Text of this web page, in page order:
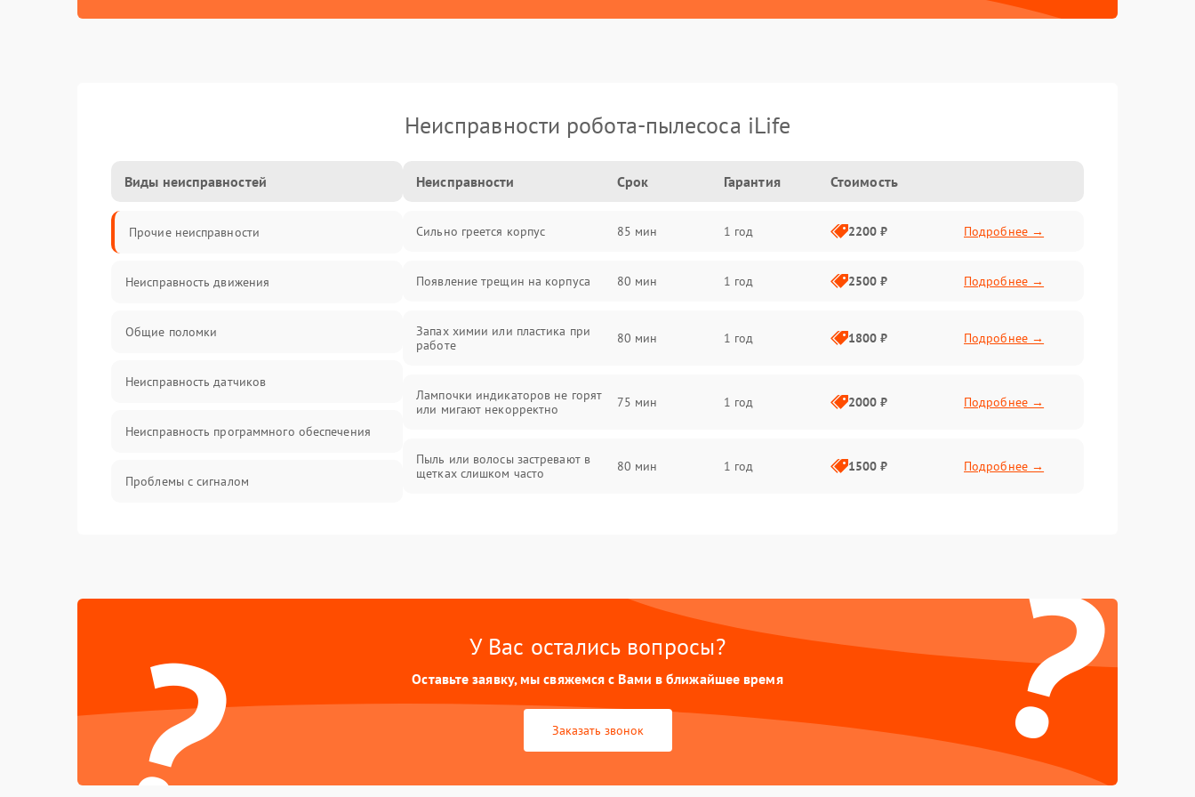
Неисправности робота-пылесоса iLife
Виды неисправностей
Прочие неисправности
Неисправность движения
Общие поломки
Неисправность датчиков
Неисправность программного обеспечения
Проблемы с сигналом
Проблемы с механикой
Режим работы
Программные сбои
Неисправности Срок Гарантия Стоимость
Сильно греется корпус 85 мин 1 год 2200 ₽ Подробнее →
Появление трещин на корпуса 80 мин 1 год 2500 ₽ Подробнее →
Запах химии или пластика при
работе
80 мин 1 год 1800 ₽ Подробнее →
Лампочки индикаторов не горят
или мигают некорректно
75 мин 1 год 2000 ₽ Подробнее →
Пыль или волосы застревают в
щетках слишком часто
80 мин 1 год 1500 ₽ Подробнее →
? ?
У Вас остались вопросы?
Оставьте заявку, мы свяжемся с Вами в ближайшее время
Заказать звонок